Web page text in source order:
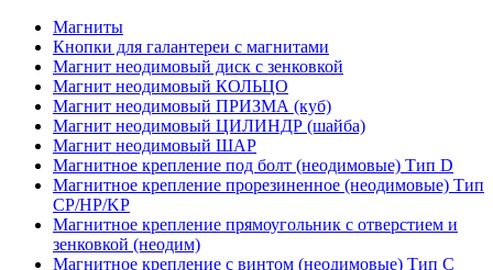
Магниты
Кнопки для галантереи с магнитами
Магнит неодимовый диск с зенковкой
Магнит неодимовый КОЛЬЦО
Магнит неодимовый ПРИЗМА (куб)
Магнит неодимовый ЦИЛИНДР (шайба)
Магнит неодимовый ШАР
Магнитное крепление под болт (неодимовые) Тип D
Магнитное крепление прорезиненное (неодимовые) Тип
CP/HP/KP
Магнитное крепление прямоугольник с отверстием и
зенковкой (неодим)
Магнитное крепление с винтом (неодимовые) Тип С